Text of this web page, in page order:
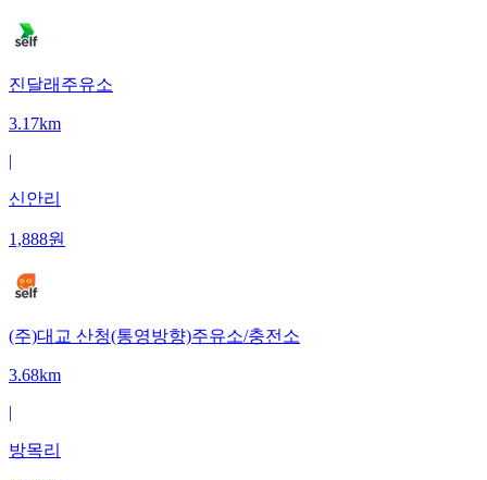
진달래주유소
3.17km
|
신안리
1,888원
(주)대교 산청(통영방향)주유소/충전소
3.68km
|
방목리